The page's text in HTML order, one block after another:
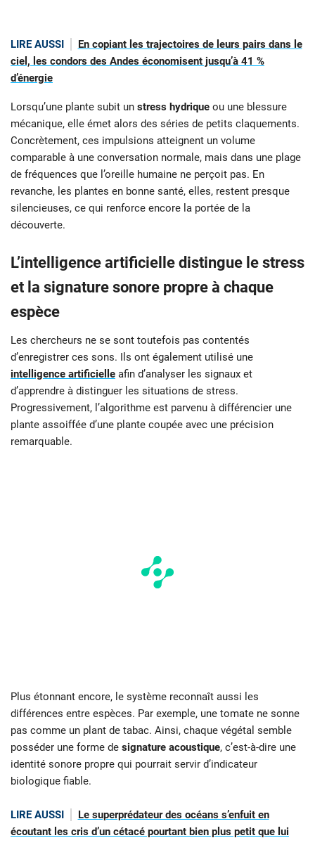
LIRE AUSSI
En copiant les trajectoires de leurs pairs dans le
ciel, les condors des Andes économisent jusqu’à 41 %
d’énergie
Lorsqu’une plante subit un stress hydrique ou une blessure
mécanique, elle émet alors des séries de petits claquements.
Concrètement, ces impulsions atteignent un volume
comparable à une conversation normale, mais dans une plage
de fréquences que l’oreille humaine ne perçoit pas. En
revanche, les plantes en bonne santé, elles, restent presque
silencieuses, ce qui renforce encore la portée de la
découverte.
L’intelligence artificielle distingue le stress
et la signature sonore propre à chaque
espèce
Les chercheurs ne se sont toutefois pas contentés
d’enregistrer ces sons. Ils ont également utilisé une
intelligence artificielle afin d’analyser les signaux et
d’apprendre à distinguer les situations de stress.
Progressivement, l’algorithme est parvenu à différencier une
plante assoiffée d’une plante coupée avec une précision
remarquable.
Plus étonnant encore, le système reconnaît aussi les
différences entre espèces. Par exemple, une tomate ne sonne
pas comme un plant de tabac. Ainsi, chaque végétal semble
posséder une forme de signature acoustique, c’est-à-dire une
identité sonore propre qui pourrait servir d’indicateur
biologique fiable.
LIRE AUSSI
Le superprédateur des océans s’enfuit en
écoutant les cris d’un cétacé pourtant bien plus petit que lui